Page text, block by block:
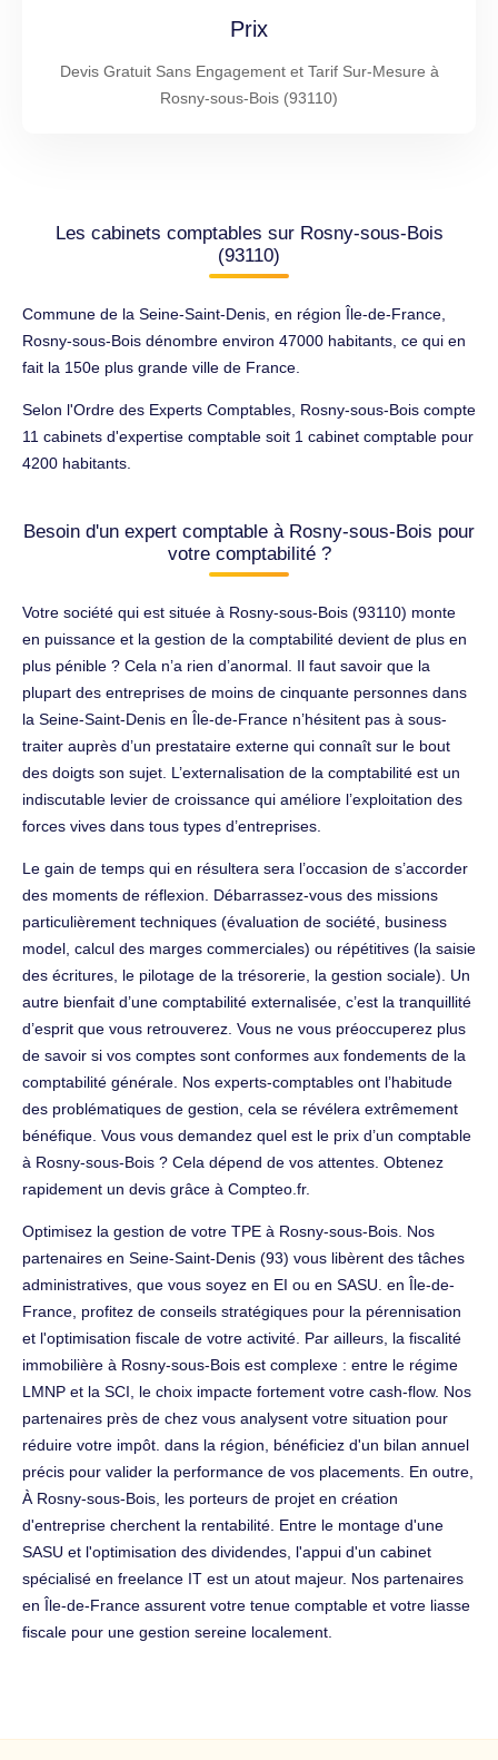
Prix
Devis Gratuit Sans Engagement et Tarif Sur-Mesure à
Rosny-sous-Bois (93110)
Les cabinets comptables sur Rosny-sous-Bois
(93110)
Commune de la Seine-Saint-Denis, en région Île-de-France,
Rosny-sous-Bois dénombre environ 47000 habitants, ce qui en
fait la 150e plus grande ville de France.
Selon l'Ordre des Experts Comptables, Rosny-sous-Bois compte
11 cabinets d'expertise comptable soit 1 cabinet comptable pour
4200 habitants.
Besoin d'un expert comptable à Rosny-sous-Bois pour
votre comptabilité ?
Votre société qui est située à Rosny-sous-Bois (93110) monte
en puissance et la gestion de la comptabilité devient de plus en
plus pénible ? Cela n’a rien d’anormal. Il faut savoir que la
plupart des entreprises de moins de cinquante personnes dans
la Seine-Saint-Denis en Île-de-France n’hésitent pas à sous-
traiter auprès d’un prestataire externe qui connaît sur le bout
des doigts son sujet. L’externalisation de la comptabilité est un
indiscutable levier de croissance qui améliore l’exploitation des
forces vives dans tous types d’entreprises.
Le gain de temps qui en résultera sera l’occasion de s’accorder
des moments de réflexion. Débarrassez-vous des missions
particulièrement techniques (évaluation de société, business
model, calcul des marges commerciales) ou répétitives (la saisie
des écritures, le pilotage de la trésorerie, la gestion sociale). Un
autre bienfait d’une comptabilité externalisée, c’est la tranquillité
d’esprit que vous retrouverez. Vous ne vous préoccuperez plus
de savoir si vos comptes sont conformes aux fondements de la
comptabilité générale. Nos experts-comptables ont l’habitude
des problématiques de gestion, cela se révélera extrêmement
bénéfique. Vous vous demandez quel est le prix d’un comptable
à Rosny-sous-Bois ? Cela dépend de vos attentes. Obtenez
rapidement un devis grâce à Compteo.fr.
Optimisez la gestion de votre TPE à Rosny-sous-Bois. Nos
partenaires en Seine-Saint-Denis (93) vous libèrent des tâches
administratives, que vous soyez en EI ou en SASU. en Île-de-
France, profitez de conseils stratégiques pour la pérennisation
et l'optimisation fiscale de votre activité. Par ailleurs, la fiscalité
immobilière à Rosny-sous-Bois est complexe : entre le régime
LMNP et la SCI, le choix impacte fortement votre cash-flow. Nos
partenaires près de chez vous analysent votre situation pour
réduire votre impôt. dans la région, bénéficiez d'un bilan annuel
précis pour valider la performance de vos placements. En outre,
À Rosny-sous-Bois, les porteurs de projet en création
d'entreprise cherchent la rentabilité. Entre le montage d'une
SASU et l'optimisation des dividendes, l'appui d'un cabinet
spécialisé en freelance IT est un atout majeur. Nos partenaires
en Île-de-France assurent votre tenue comptable et votre liasse
fiscale pour une gestion sereine localement.